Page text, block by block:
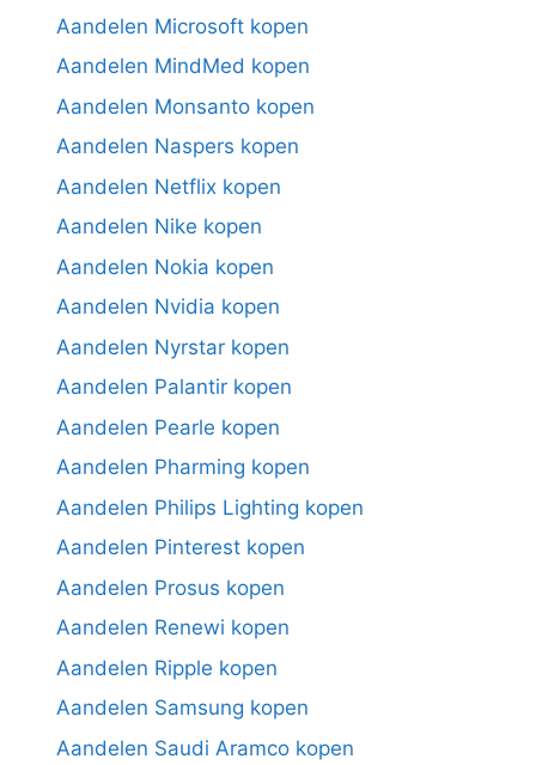
Aandelen Microsoft kopen
Aandelen MindMed kopen
Aandelen Monsanto kopen
Aandelen Naspers kopen
Aandelen Netflix kopen
Aandelen Nike kopen
Aandelen Nokia kopen
Aandelen Nvidia kopen
Aandelen Nyrstar kopen
Aandelen Palantir kopen
Aandelen Pearle kopen
Aandelen Pharming kopen
Aandelen Philips Lighting kopen
Aandelen Pinterest kopen
Aandelen Prosus kopen
Aandelen Renewi kopen
Aandelen Ripple kopen
Aandelen Samsung kopen
Aandelen Saudi Aramco kopen